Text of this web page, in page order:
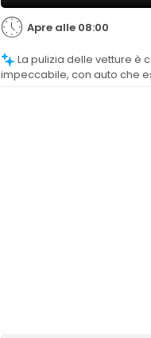
Apre alle 08:00
La pulizia delle vetture è considerata
impeccabile, con auto che